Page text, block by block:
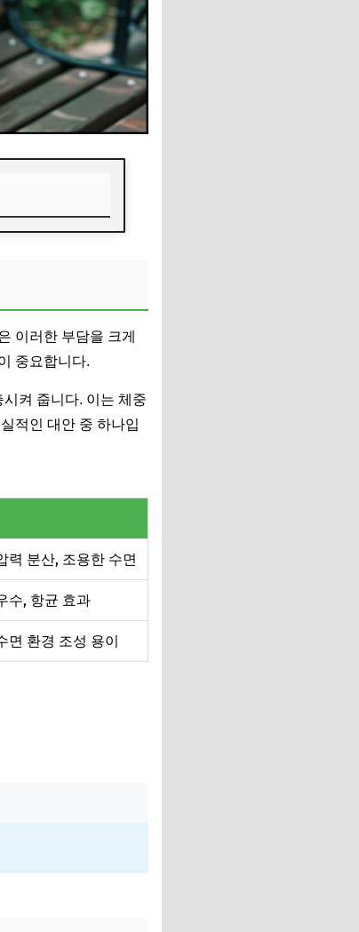
이러한 부담을 크게
중요합니다.
켜 줍니다. 이는 체중
적인 대안 중 하나입
력 분산, 조용한 수면
수, 항균 효과
면 환경 조성 용이